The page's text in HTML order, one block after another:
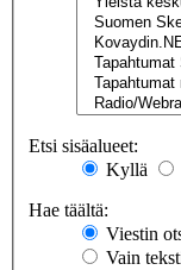
Etsi sisäalueet:
Kyllä
Hae täältä:
Viestin
Vain